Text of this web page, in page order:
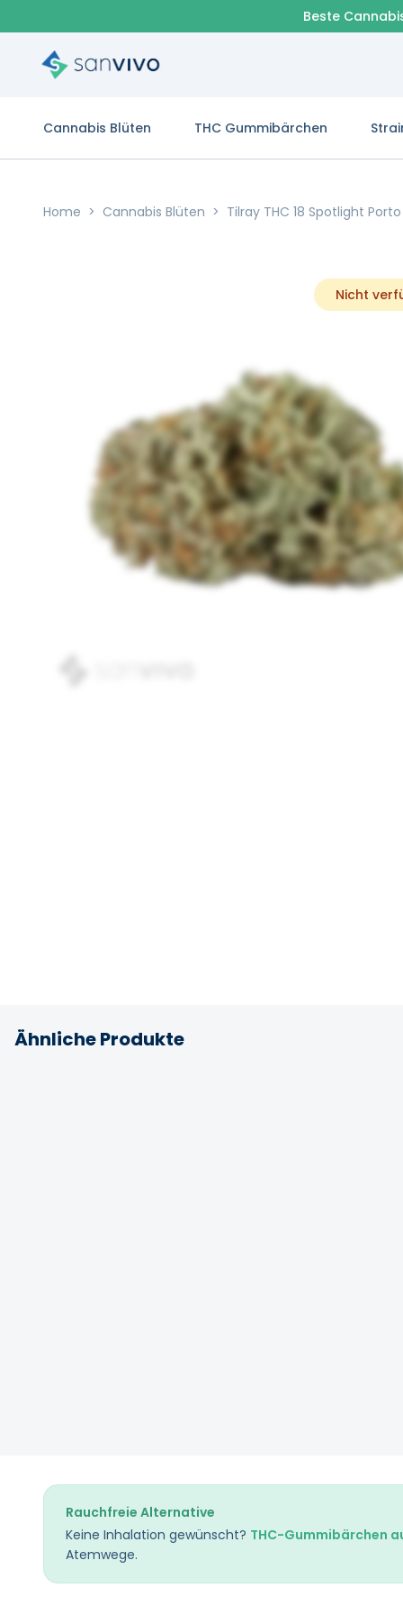
Beste
Cannabis Blüten THC Gummibärchen
Home > Cannabis Blüten > Tilray THC 18 Spotlight
Nicht
Ähnliche Produkte
Rauchfreie Alternative
Keine Inhalation gewünscht? THC-Gummibärchen
Atemwege.